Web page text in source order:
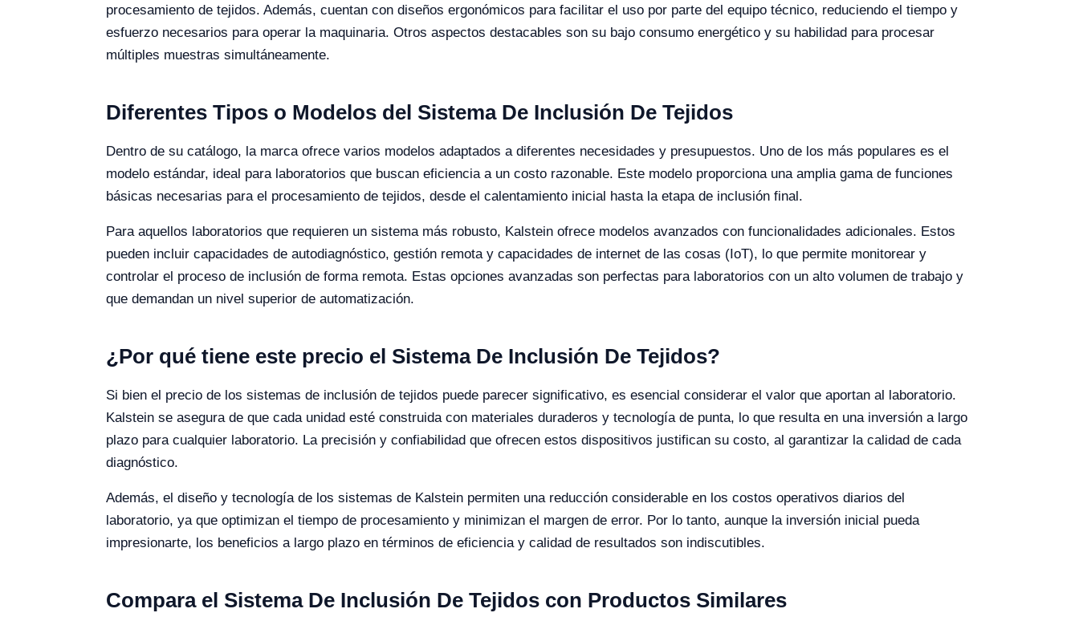
procesamiento de tejidos. Además, cuentan con diseños ergonómicos para facilitar el uso por parte del equipo técnico, reduciendo el tiempo y
esfuerzo necesarios para operar la maquinaria. Otros aspectos destacables son su bajo consumo energético y su habilidad para procesar
múltiples muestras simultáneamente.
Diferentes Tipos o Modelos del Sistema De Inclusión De Tejidos
Dentro de su catálogo, la marca ofrece varios modelos adaptados a diferentes necesidades y presupuestos. Uno de los más populares es el
modelo estándar, ideal para laboratorios que buscan eficiencia a un costo razonable. Este modelo proporciona una amplia gama de funciones
básicas necesarias para el procesamiento de tejidos, desde el calentamiento inicial hasta la etapa de inclusión final.
Para aquellos laboratorios que requieren un sistema más robusto, Kalstein ofrece modelos avanzados con funcionalidades adicionales. Estos
pueden incluir capacidades de autodiagnóstico, gestión remota y capacidades de internet de las cosas (IoT), lo que permite monitorear y
controlar el proceso de inclusión de forma remota. Estas opciones avanzadas son perfectas para laboratorios con un alto volumen de trabajo y
que demandan un nivel superior de automatización.
¿Por qué tiene este precio el Sistema De Inclusión De Tejidos?
Si bien el precio de los sistemas de inclusión de tejidos puede parecer significativo, es esencial considerar el valor que aportan al laboratorio.
Kalstein se asegura de que cada unidad esté construida con materiales duraderos y tecnología de punta, lo que resulta en una inversión a largo
plazo para cualquier laboratorio. La precisión y confiabilidad que ofrecen estos dispositivos justifican su costo, al garantizar la calidad de cada
diagnóstico.
Además, el diseño y tecnología de los sistemas de Kalstein permiten una reducción considerable en los costos operativos diarios del
laboratorio, ya que optimizan el tiempo de procesamiento y minimizan el margen de error. Por lo tanto, aunque la inversión inicial pueda
impresionarte, los beneficios a largo plazo en términos de eficiencia y calidad de resultados son indiscutibles.
Compara el Sistema De Inclusión De Tejidos con Productos Similares